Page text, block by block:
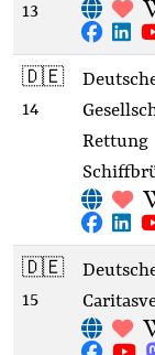
13
🇩🇪
14
Rettung
🇩🇪
15